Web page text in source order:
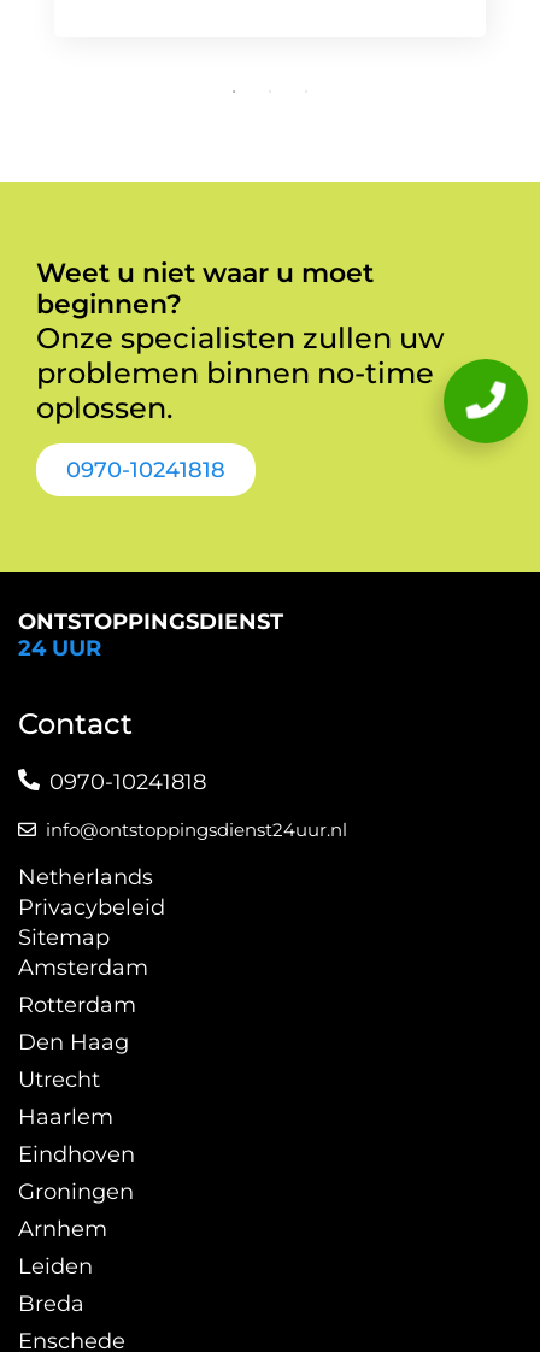
Weet u niet waar u moet
beginnen?
Onze specialisten zullen uw
problemen binnen no-time
oplossen.
0970-10241818
ONTSTOPPINGSDIENST
24 UUR
Contact
0970-10241818
info@ontstoppingsdienst24uur.nl
Netherlands
Privacybeleid
Sitemap
Amsterdam
Rotterdam
Den Haag
Utrecht
Haarlem
Eindhoven
Groningen
Arnhem
Leiden
Breda
Enschede